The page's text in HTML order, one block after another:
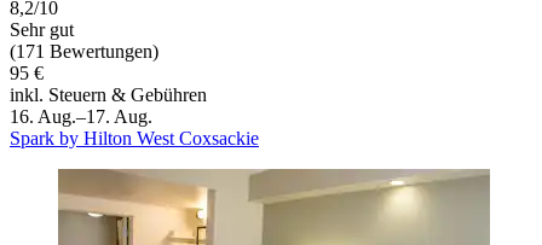
8,2/10
Sehr gut
(171 Bewertungen)
95 €
inkl. Steuern & Gebühren
16. Aug.–17. Aug.
Spark by Hilton West Coxsackie